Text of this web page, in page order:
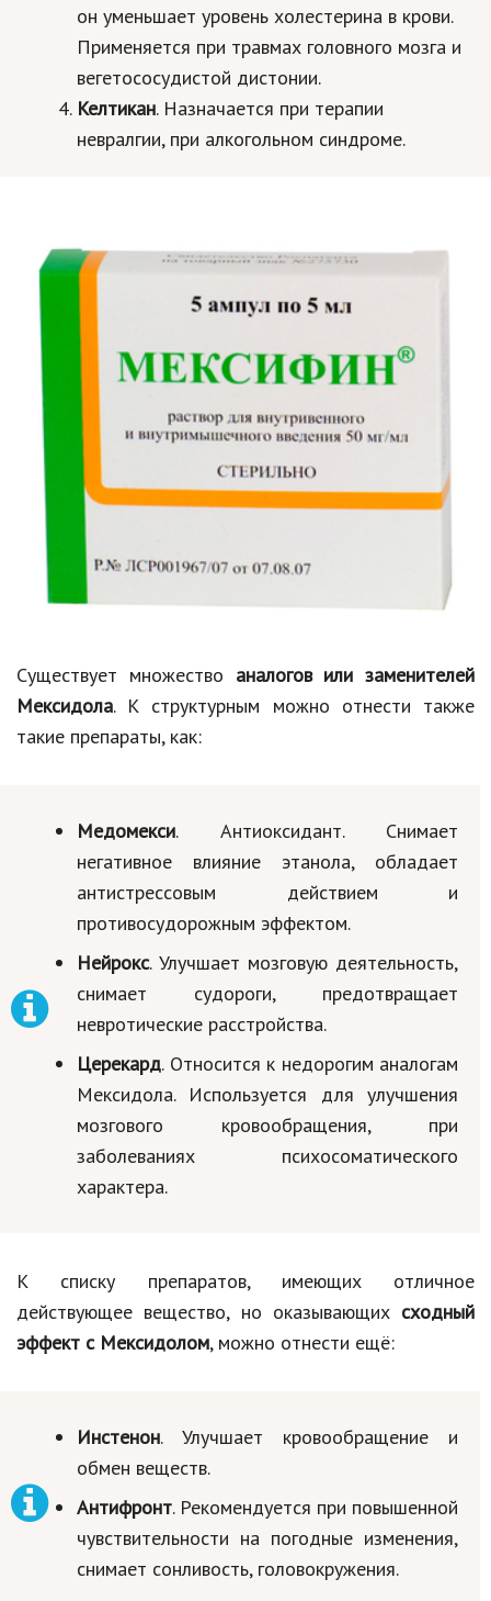
он уменьшает уровень холестерина в крови.
Применяется при травмах головного мозга и
вегетососудистой дистонии.
Келтикан. Назначается при терапии
невралгии, при алкогольном синдроме.
Существует множество аналогов или заменителей
Мексидола. К структурным можно отнести также
такие препараты, как:
Медомекси. Антиоксидант. Снимает
негативное влияние этанола, обладает
антистрессовым действием и
противосудорожным эффектом.
Нейрокс. Улучшает мозговую деятельность,
снимает судороги, предотвращает
невротические расстройства.
Церекард. Относится к недорогим аналогам
Мексидола. Используется для улучшения
мозгового кровообращения, при
заболеваниях психосоматического
характера.
К списку препаратов, имеющих отличное
действующее вещество, но оказывающих сходный
эффект с Мексидолом, можно отнести ещё:
Инстенон. Улучшает кровообращение и
обмен веществ.
Антифронт. Рекомендуется при повышенной
чувствительности на погодные изменения,
снимает сонливость, головокружения.